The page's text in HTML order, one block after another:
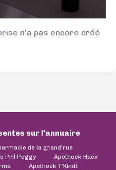
n’a pas encore créé
sur l’annuaire
de la grand'rue
Pril Peggy
Apotheek Haex
Apotheek T'Kindt